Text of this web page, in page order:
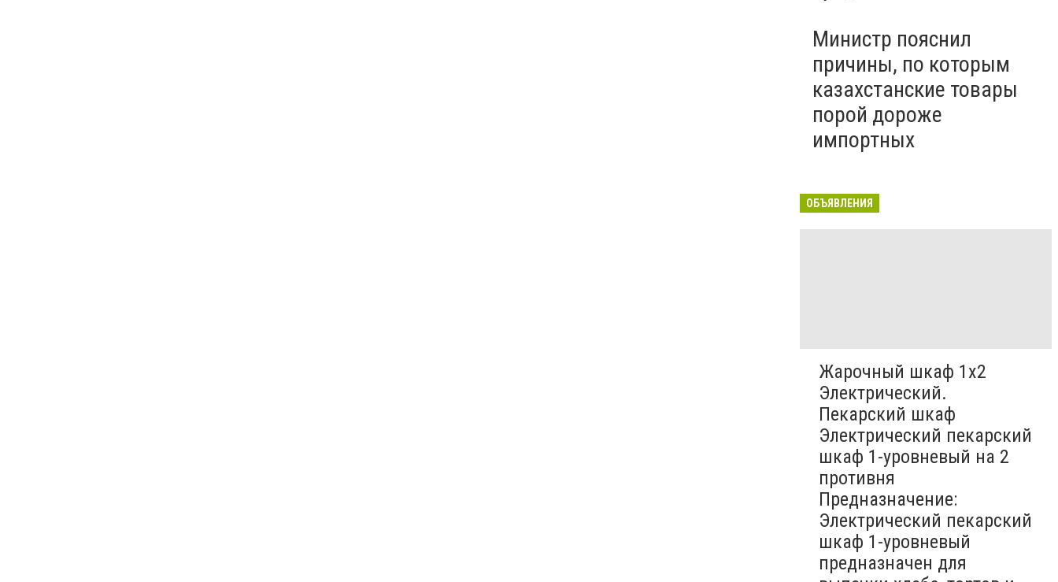
Министр пояснил
причины, по которым
казахстанские товары
порой дороже
импортных
ОБЪЯВЛЕНИЯ
Жарочный шкаф 1х2
Электрический.
Пекарский шкаф
Электрический пекарский
шкаф 1-уровневый на 2
противня
Предназначение:
Электрический пекарский
шкаф 1-уровневый
предназначен для